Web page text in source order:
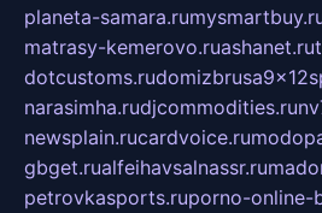
planeta-samara.ru
matrasy-kemerovo.ruashanet.ru
dotcustoms.ru
narasimha.rudjcommodities.ru
newsplain.rucardvoice.ru
gbget.rualfeihavsalnassr.ru
petrovkasports.ruporno-online-